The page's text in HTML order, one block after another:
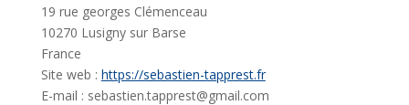
19 rue georges Clémenceau
10270 Lusigny sur Barse
France
Site web : https://sebastien-tapprest.fr
E-mail : sebastien.tapprest@gmail.com